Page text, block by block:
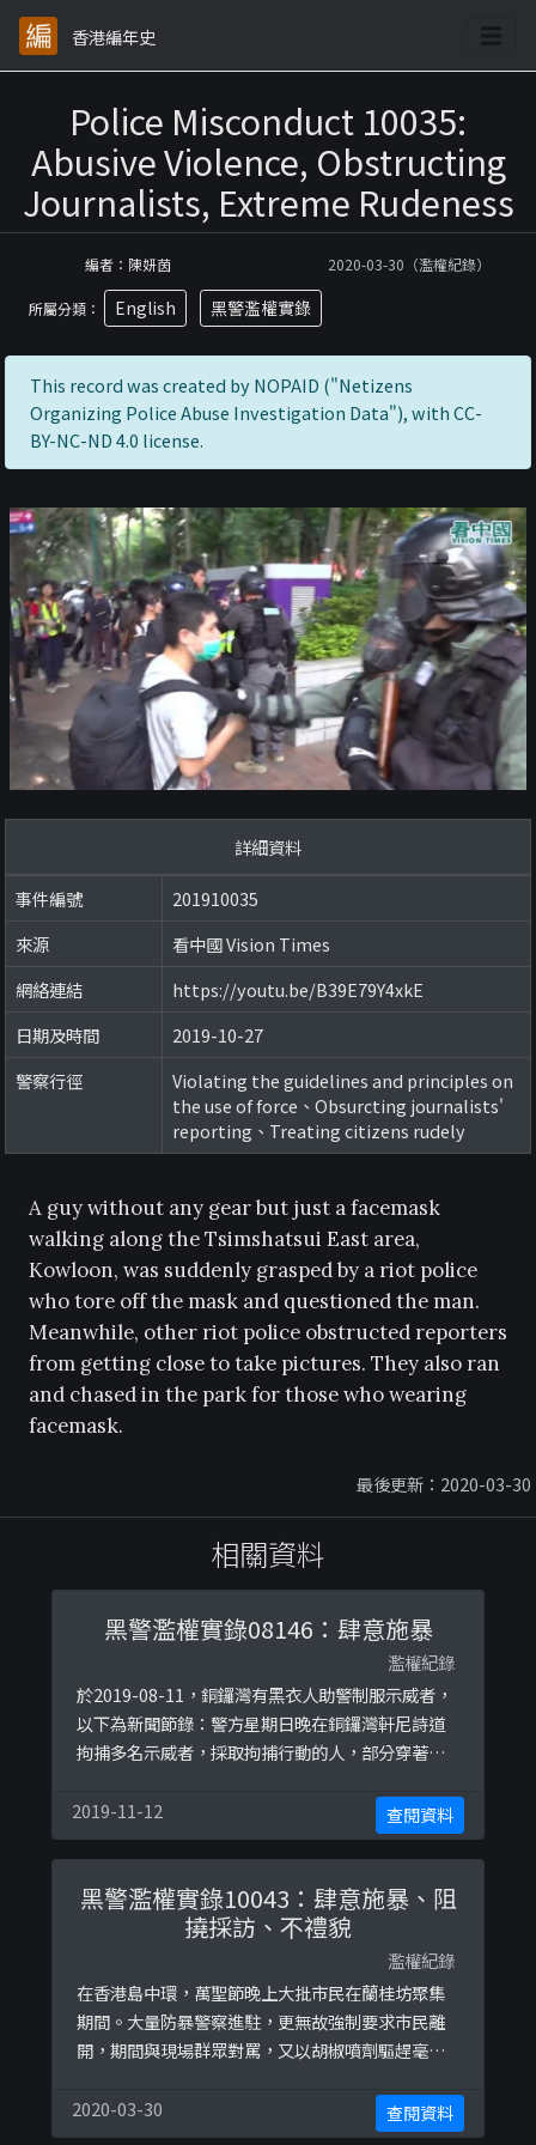
香港編年史
Police Misconduct 10035:
Abusive Violence, Obstructing
Journalists, Extreme Rudeness
編者：陳妍茵 2020-03-30（濫權紀錄）
所屬分類： English 黑警濫權實錄
This record was created by NOPAID ("Netizens
Organizing Police Abuse Investigation Data"), with CC-
BY-NC-ND 4.0 license.
詳細資料
事件編號
201910035
來源
看中國 Vision Times
網絡連結
https://youtu.be/B39E79Y4xkE
日期及時間
2019-10-27
警察行徑
Violating the guidelines and principles on
the use of force、Obsurcting journalists'
reporting、Treating citizens rudely
A guy without any gear but just a facemask
walking along the Tsimshatsui East area,
Kowloon, was suddenly grasped by a riot police
who tore off the mask and questioned the man.
Meanwhile, other riot police obstructed reporters
from getting close to take pictures. They also ran
and chased in the park for those who wearing
facemask.
最後更新：2020-03-30
相關資料
黑警濫權實錄08146：肆意施暴
濫權紀錄
於2019-08-11，銅鑼灣有黑衣人助警制服示威者，
以下為新聞節錄：警方星期日晚在銅鑼灣軒尼詩道
拘捕多名示威者，採取拘捕行動的人，部分穿著和
察，叫記者用專業知識判斷。有目擊者說，他們先
跟示威者製造衝突，跟著就有警察衝出來拘捕。 晚
上約十時，有戴著防毒面具、打扮跟示威者相似的
黑衫人，拿著棍在希慎對出打示威者。類似裝束的
人拿著棍，打被按在地上男子的頭，此時防 ...
2019-11-12 查閱資料
黑警濫權實錄10043：肆意施暴、阻
撓採訪、不禮貌
濫權紀錄
在香港島中環，萬聖節晚上大批市民在蘭桂坊聚集
期間。大量防暴警察進駐，更無故強制要求市民離
開，期間與現場群眾對罵，又以胡椒噴劑驅趕毫無
民、包括外籍人士作出拘捕。
2020-03-30 查閱資料